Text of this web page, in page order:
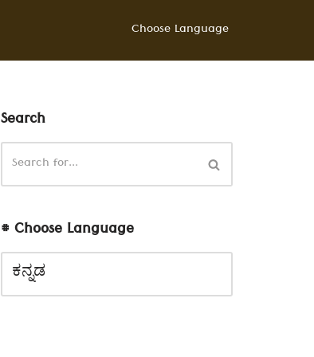
Choose Language
Search
# Choose Language